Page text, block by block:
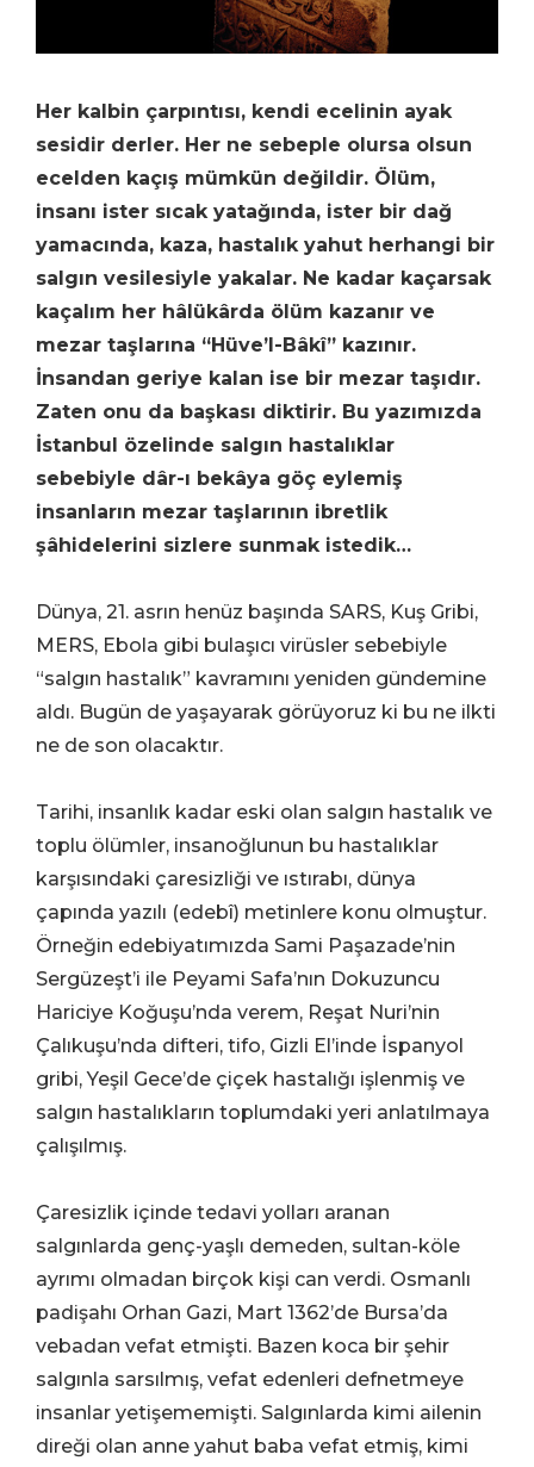
Her kalbin çarpıntısı, kendi ecelinin ayak
sesidir derler. Her ne sebeple olursa olsun
ecelden kaçış mümkün değildir. Ölüm,
insanı ister sıcak yatağında, ister bir dağ
yamacında, kaza, hastalık yahut herhangi bir
salgın vesilesiyle yakalar. Ne kadar kaçarsak
kaçalım her hâlükârda ölüm kazanır ve
mezar taşlarına “Hüve’l-Bâkî” kazınır.
İnsandan geriye kalan ise bir mezar taşıdır.
Zaten onu da başkası diktirir. Bu yazımızda
İstanbul özelinde salgın hastalıklar
sebebiyle dâr-ı bekâya göç eylemiş
insanların mezar taşlarının ibretlik
şâhidelerini sizlere sunmak istedik…
Dünya, 21. asrın henüz başında SARS, Kuş Gribi,
MERS, Ebola gibi bulaşıcı virüsler sebebiyle
“salgın hastalık” kavramını yeniden gündemine
aldı. Bugün de yaşayarak görüyoruz ki bu ne ilkti
ne de son olacaktır.
Tarihi, insanlık kadar eski olan salgın hastalık ve
toplu ölümler, insanoğlunun bu hastalıklar
karşısındaki çaresizliği ve ıstırabı, dünya
çapında yazılı (edebî) metinlere konu olmuştur.
Örneğin edebiyatımızda Sami Paşazade’nin
Sergüzeşt’i ile Peyami Safa’nın Dokuzuncu
Hariciye Koğuşu’nda verem, Reşat Nuri’nin
Çalıkuşu’nda difteri, tifo, Gizli El’inde İspanyol
gribi, Yeşil Gece’de çiçek hastalığı işlenmiş ve
salgın hastalıkların toplumdaki yeri anlatılmaya
çalışılmış.
Çaresizlik içinde tedavi yolları aranan
salgınlarda genç-yaşlı demeden, sultan-köle
ayrımı olmadan birçok kişi can verdi. Osmanlı
padişahı Orhan Gazi, Mart 1362’de Bursa’da
vebadan vefat etmişti. Bazen koca bir şehir
salgınla sarsılmış, vefat edenleri defnetmeye
insanlar yetişememişti. Salgınlarda kimi ailenin
direği olan anne yahut baba vefat etmiş, kimi